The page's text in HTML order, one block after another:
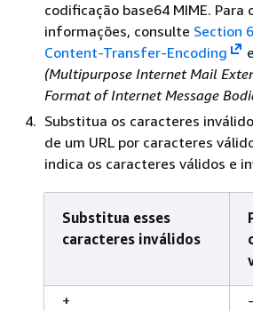
codificação base64 MIME. Para
informações, consulte Section
Content-Transfer-Encoding
(Multipurpose Internet Mail
Format of Internet Message
Substitua os caracteres
de um URL por caracteres
indica os caracteres válidos e
Substitua esses
caracteres inválidos
+